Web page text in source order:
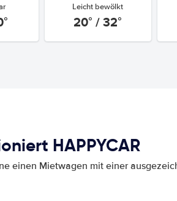
Leicht bewölkt
20° / 32°
HAPPYCAR
einen Mietwagen mit einer